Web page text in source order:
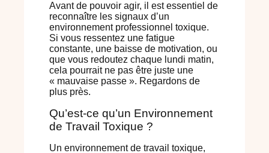
Avant de pouvoir agir, il est essentiel de
reconnaître les signaux d’un
environnement professionnel toxique.
Si vous ressentez une fatigue
constante, une baisse de motivation, ou
que vous redoutez chaque lundi matin,
cela pourrait ne pas être juste une
« mauvaise passe ». Regardons de
plus près.
Qu’est-ce qu’un Environnement
de Travail Toxique ?
Un environnement de travail toxique,